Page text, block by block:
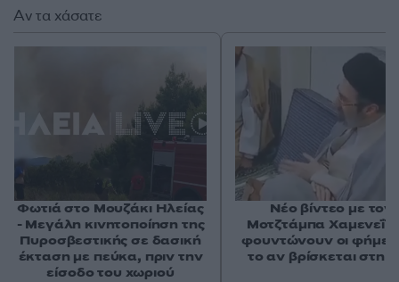
Αν τα χάσατε
Φωτιά στο Μουζάκι Ηλείας
- Μεγάλη κινητοποίηση της
Πυροσβεστικής σε δασική
έκταση με πεύκα, πριν την
είσοδο του χωριού
Νέο βίντεο με τον
Μοτζτάμπα Χαμενεΐ
φουντώνουν οι φήμες
το αν βρίσκεται στη